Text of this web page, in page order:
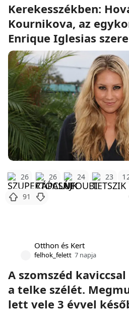
Kerekesszékben:
Kournikova, az
Enrique Iglesias
26 26 24 23
91
Otthon és Kert
felhok_felett 7 napja
A szomszéd
a telke szélét.
lett vele 3 évvel